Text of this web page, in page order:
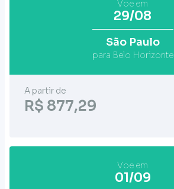
Voe em
29/08
São Paulo
para Belo Horizonte
A partir de
R$ 877,29
Voe em
01/09